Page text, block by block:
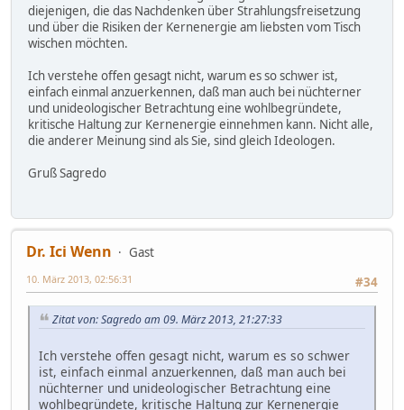
diejenigen, die das Nachdenken über Strahlungsfreisetzung
und über die Risiken der Kernenergie am liebsten vom Tisch
wischen möchten.
Ich verstehe offen gesagt nicht, warum es so schwer ist,
einfach einmal anzuerkennen, daß man auch bei nüchterner
und unideologischer Betrachtung eine wohlbegründete,
kritische Haltung zur Kernenergie einnehmen kann. Nicht alle,
die anderer Meinung sind als Sie, sind gleich Ideologen.
Gruß Sagredo
Dr. Ici Wenn
Gast
#34
10. März 2013, 02:56:31
Zitat von: Sagredo am 09. März 2013, 21:27:33
Ich verstehe offen gesagt nicht, warum es so schwer
ist, einfach einmal anzuerkennen, daß man auch bei
nüchterner und unideologischer Betrachtung eine
wohlbegründete, kritische Haltung zur Kernenergie